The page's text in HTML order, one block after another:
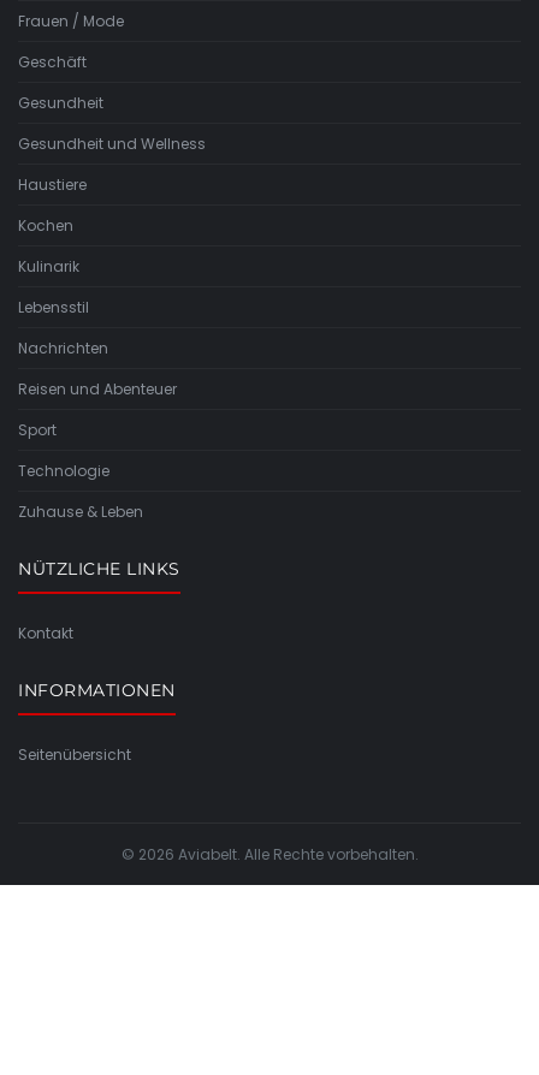
Frauen / Mode
Geschäft
Gesundheit
Gesundheit und Wellness
Haustiere
Kochen
Kulinarik
Lebensstil
Nachrichten
Reisen und Abenteuer
Sport
Technologie
Zuhause & Leben
NÜTZLICHE LINKS
Kontakt
INFORMATIONEN
Seitenübersicht
© 2026 Aviabelt. Alle Rechte vorbehalten.